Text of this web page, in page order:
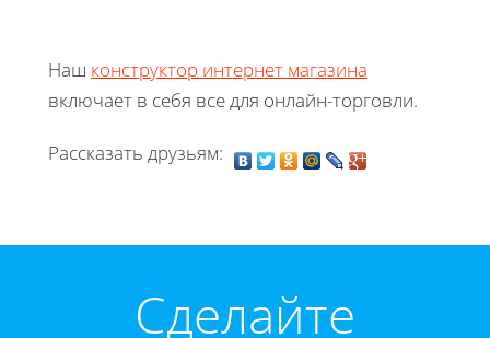
Наш конструктор интернет магазина
включает в себя все для онлайн-торговли.
Рассказать друзьям:
Cделайте